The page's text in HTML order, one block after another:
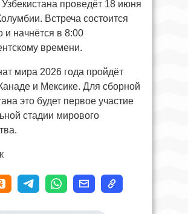
проведёт 18 июня
Встреча состоится
и начнётся в 8:00
времени.
мира 2026 года пройдёт
и Мексике. Для сборной
это будет первое участие
стадии мирового